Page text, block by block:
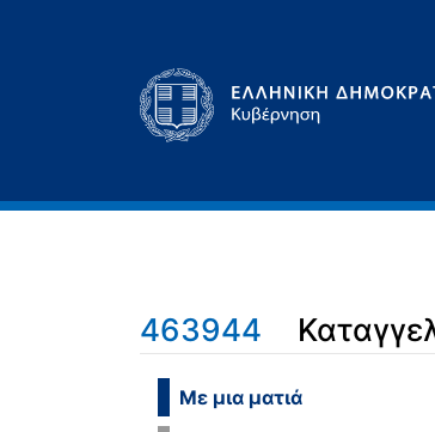
463944
Μετάβαση σε: πλοήγηση
Με μια ματιά